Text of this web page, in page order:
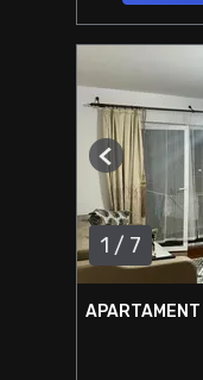
1 / 7
Previous
APARTAMENT